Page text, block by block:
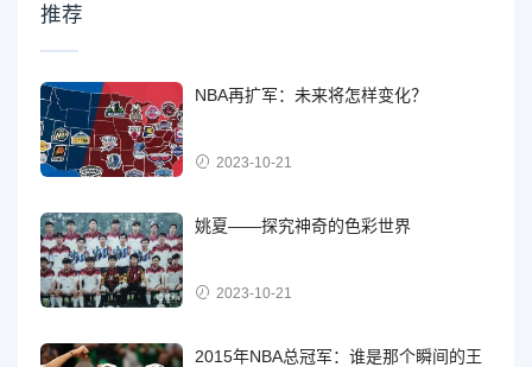
推荐
NBA再扩军：未来将怎样变化？
2023-10-21
姚夏——探究神奇的色彩世界
2023-10-21
2015年NBA总冠军：谁是那个瞬间的王